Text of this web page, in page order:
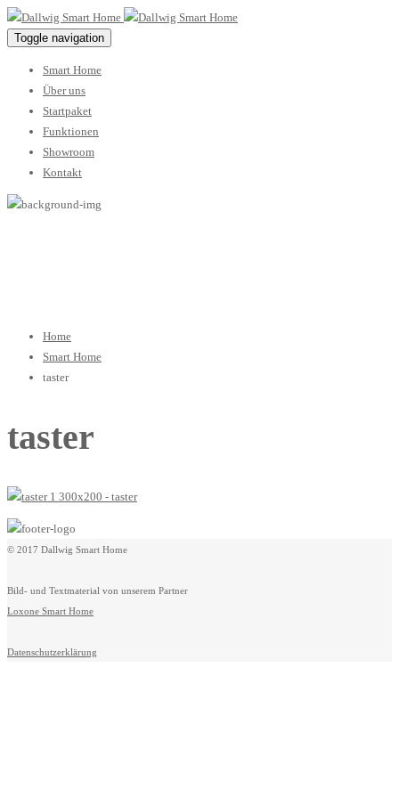
Toggle navigation
Smart Home
Über uns
Startpaket
Funktionen
Showroom
Kontakt
Home
Smart Home
taster
taster
© 2017 Dallwig Smart Home
Bild- und Textmaterial von unserem Partner
Loxone Smart Home
Datenschutzerklärung